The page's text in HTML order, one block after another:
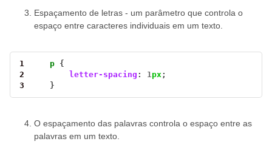
Espaçamento de letras - um parâmetro que controla o
espaço entre caracteres individuais em um texto.
1 p
2
letter-spacing : 1px
3
    }
O espaçamento das palavras controla o espaço entre as
palavras em um texto.